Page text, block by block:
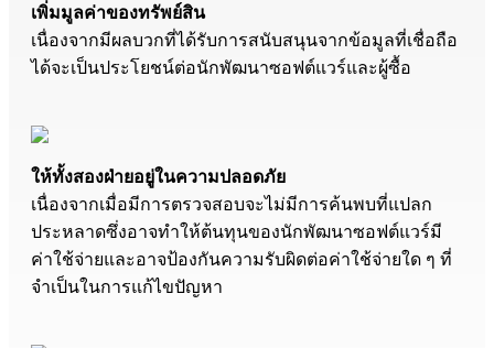
เพิ่มมูลค่าของทรัพย์สิน
เนื่องจากมีผลบวกที่ได้รับการสนับสนุนจากข้อมูลที่เชื่อถือ
ได้จะเป็นประโยชน์ต่อนักพัฒนาซอฟต์แวร์และผู้ซื้อ
ให้ทั้งสองฝ่ายอยู่ในความปลอดภัย
เนื่องจากเมื่อมีการตรวจสอบจะไม่มีการค้นพบที่แปลก
ประหลาดซึ่งอาจทำให้ต้นทุนของนักพัฒนาซอฟต์แวร์มี
ค่าใช้จ่ายและอาจป้องกันความรับผิดต่อค่าใช้จ่ายใด ๆ ที่
จำเป็นในการแก้ไขปัญหา